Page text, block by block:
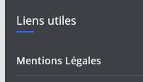
Liens utiles
Mentions Légales